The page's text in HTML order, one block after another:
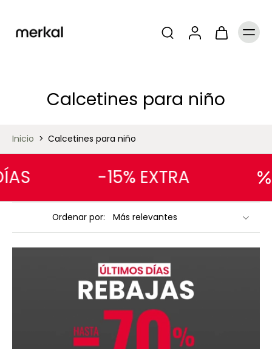
Calcetines para niño
Inicio > Calcetines para niño
-15% EXTRA
Ordenar por: